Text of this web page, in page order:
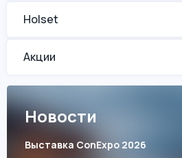
Holset
Акции
Новости
Выставка ConExpo 2026